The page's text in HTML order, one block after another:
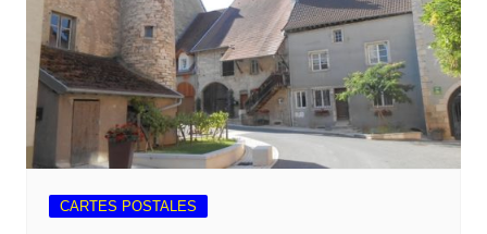
CARTES POSTALES